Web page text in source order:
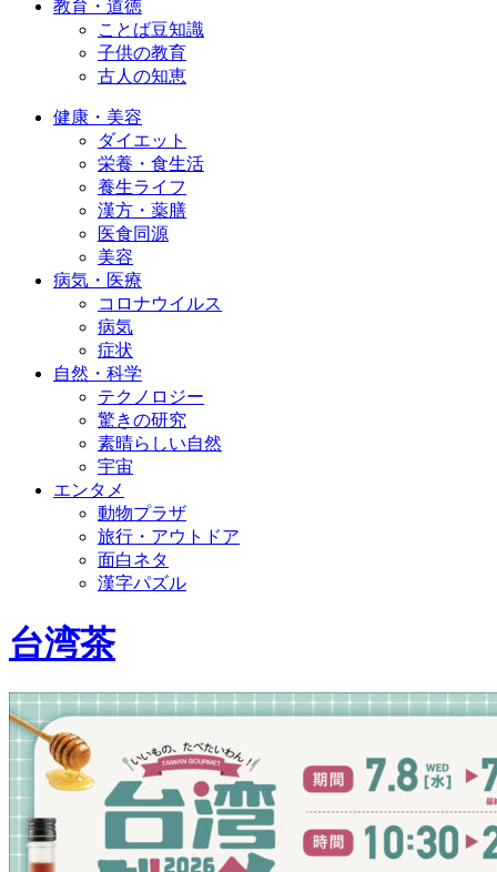
教育・道徳
ことば豆知識
子供の教育
古人の知恵
健康・美容
ダイエット
栄養・食生活
養生ライフ
漢方・薬膳
医食同源
美容
病気・医療
コロナウイルス
病気
症状
自然・科学
テクノロジー
驚きの研究
素晴らしい自然
宇宙
エンタメ
動物プラザ
旅行・アウトドア
面白ネタ
漢字パズル
台湾茶